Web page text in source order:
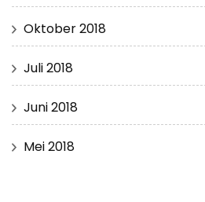
Oktober 2018
Juli 2018
Juni 2018
Mei 2018